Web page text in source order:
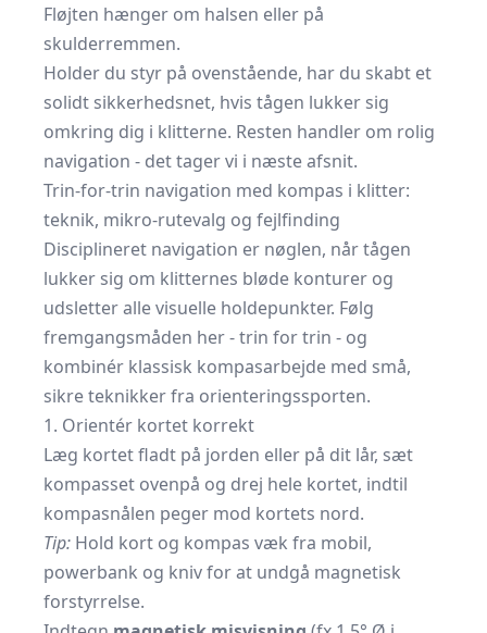
Fløjten hænger om halsen eller på
skulderremmen.
Holder du styr på ovenstående, har du skabt et
solidt sikkerhedsnet, hvis tågen lukker sig
omkring dig i klitterne. Resten handler om rolig
navigation - det tager vi i næste afsnit.
Trin-for-trin navigation med kompas i klitter:
teknik, mikro-rutevalg og fejlfinding
Disciplineret navigation er nøglen, når tågen
lukker sig om klitternes bløde konturer og
udsletter alle visuelle holdepunkter. Følg
fremgangsmåden her - trin for trin - og
kombinér klassisk kompasarbejde med små,
sikre teknikker fra orienteringssporten.
1. Orientér kortet korrekt
Læg kortet fladt på jorden eller på dit lår, sæt
kompasset ovenpå og drej hele kortet, indtil
kompasnålen peger mod kortets nord.
Tip: Hold kort og kompas væk fra mobil,
powerbank og kniv for at undgå magnetisk
forstyrrelse.